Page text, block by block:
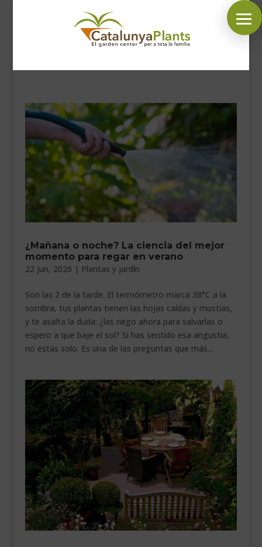
SÍGUENOS EN:
INICIO
COMPLEMENTOS JARDÍN
DECORACIÓN
HORARIO GARDEN
BLOG
___________________________
VEURE EN CATALÀ
¿Mañana o noche? La ciencia del mejor
momento para regar en verano
22 Jun, 2026 | Plantas y jardín
Son las 2 de la tarde. El termómetro marca 38°C a la
sombra, tus plantas tienen las hojas caídas y mustias,
y te asalta la duda: ¿las riego ahora para salvarlas o
espero a que baje el sol? Si has sentido esa angustia,
no estás solo. Es una de las preguntas que más...